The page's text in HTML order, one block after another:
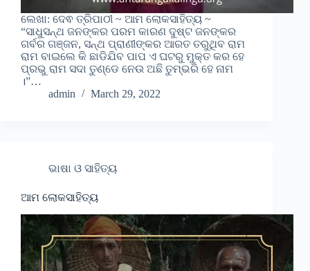
ଲେଖା: ଦେଵ ତ୍ରିପାଠୀ ~ ଆମ ଲୋକସାହିତ୍ୟ ~
“ସାଧୁସନ୍ଥ ଜନଙ୍କର ପରମ କାରଣ ଦୁଷ୍ଟ ଜନଙ୍କର
ଗର୍ବର ଗଞ୍ଜନ, ସନ୍ଥ ପ୍ରାଣୀଙ୍କର ଆରତ ତରୁଥିବ ରାମ
ରାମ ବାଇଲେ କି ଛାଡିଯିବ ପାପ ଏ ଘଟରୁ ମୁକ୍ତ କର ହେ
ପ୍ରଭୁ ରାମ ସଦା ତୁଣ୍ଡେ ନେଉ ଅଛି ତୁମ୍ଭରି ହେ ନାମ
।”…
admin
March 29, 2022
ଭାଷା ଓ ସାହିତ୍ୟ
ଆମ ଲୋକସାହିତ୍ୟ